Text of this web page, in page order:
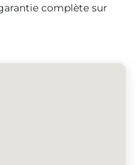
complète sur